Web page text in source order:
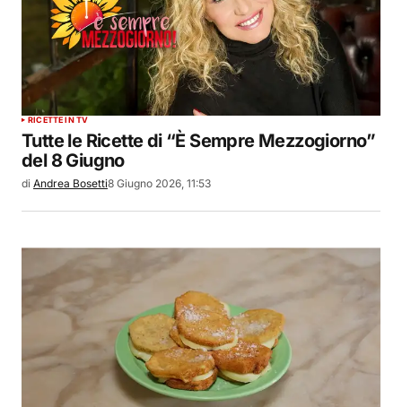
RICETTE IN TV
Tutte le Ricette di “È Sempre Mezzogiorno”
del 8 Giugno
di Andrea Bosetti8 Giugno 2026, 11:53